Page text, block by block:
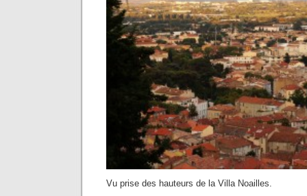
Vu prise des hauteurs de la Villa Noailles.